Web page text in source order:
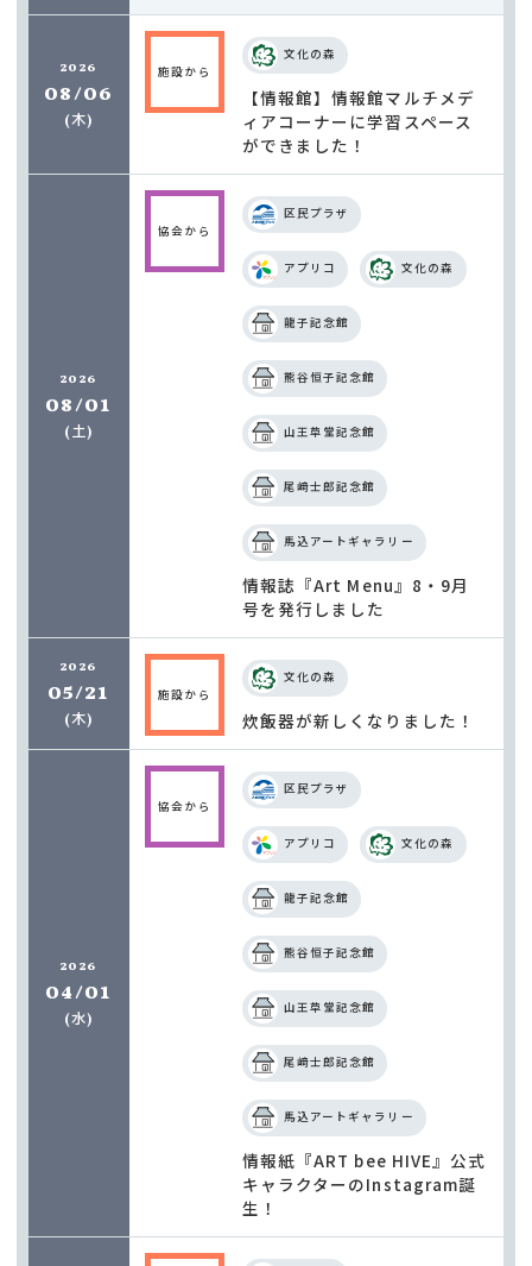
2026
08/06
(木)
施設から
文化の森
【情報館】情報館マルチメデ
ィアコーナーに学習スペース
ができました！
2026
08/01
(土)
協会から
区民プラザ
アプリコ 文化の森
龍子記念館
熊谷恒子記念館
山王草堂記念館
尾﨑士郎記念館
馬込アートギャラリー
情報誌『Art Menu』8・9月
号を発行しました
2026
05/21
(木)
施設から
文化の森
炊飯器が新しくなりました！
2026
04/01
(水)
協会から
区民プラザ
アプリコ 文化の森
龍子記念館
熊谷恒子記念館
山王草堂記念館
尾﨑士郎記念館
馬込アートギャラリー
情報紙『ART bee HIVE』公式
キャラクターのInstagram誕
生！